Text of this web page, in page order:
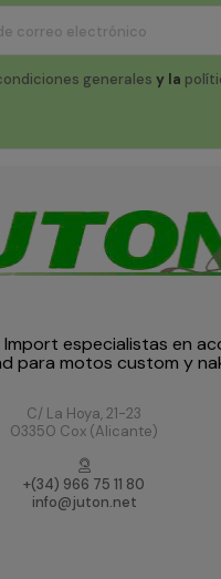
generales y la
especialistas en
para motos custom y
C/ La Hoya, 21-23
03350 Cox (Alicante)
+(34) 966 75 11 80
info@juton.net